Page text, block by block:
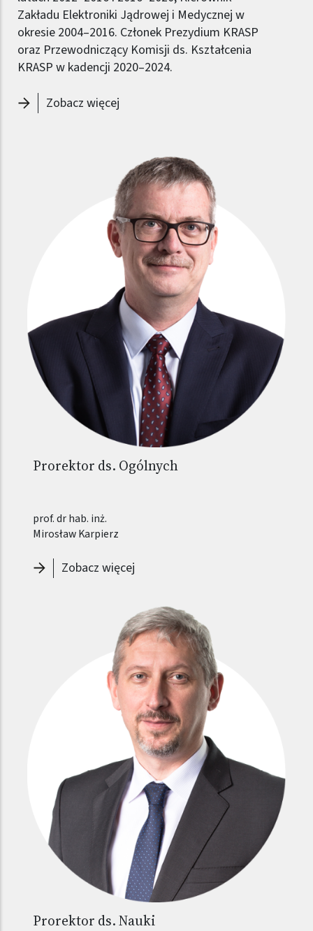
Zakładu Elektroniki Jądrowej i Medycznej w
okresie 2004–2016. Członek Prezydium KRASP
oraz Przewodniczący Komisji ds. Kształcenia
KRASP w kadencji 2020–2024.
Zobacz więcej-
Prorektor ds. Ogólnych
prof. dr hab. inż.
Mirosław Karpierz
Zobacz więcej-
Prorektor ds. Nauki